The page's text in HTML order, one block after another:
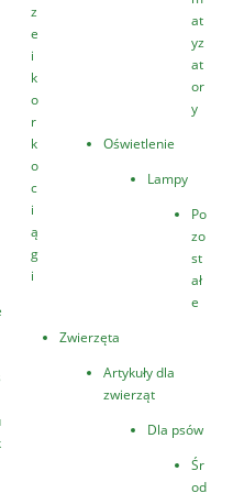
z
e
i
k
o
r
k
o
c
i
ą
g
i
at
yz
at
or
y
Oświetlenie
Lampy
Po
zo
st
ał
e
Zwierzęta
Artykuły dla
zwierząt
Dla psów
Śr
od